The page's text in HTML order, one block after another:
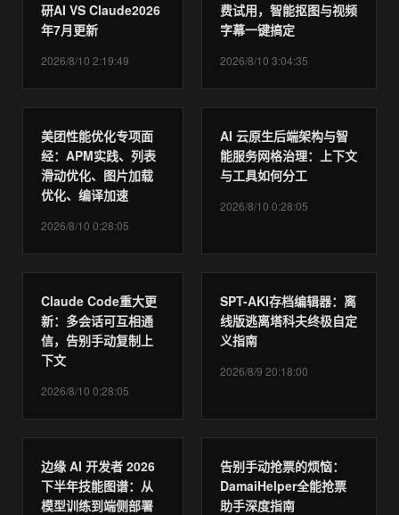
研AI VS Claude2026
年7月更新
2026/8/10 2:19:49
费试用，智能抠图与视频
字幕一键搞定
2026/8/10 3:04:35
美团性能优化专项面
经：APM实践、列表
滑动优化、图片加载
优化、编译加速
2026/8/10 0:28:05
AI 云原生后端架构与智
能服务网格治理：上下文
与工具如何分工
2026/8/10 0:28:05
Claude Code重大更
新：多会话可互相通
信，告别手动复制上
下文
2026/8/10 0:28:05
SPT-AKI存档编辑器：离
线版逃离塔科夫终极自定
义指南
2026/8/9 20:18:00
边缘 AI 开发者 2026
下半年技能图谱：从
模型训练到端侧部署
告别手动抢票的烦恼：
DamaiHelper全能抢票
助手深度指南